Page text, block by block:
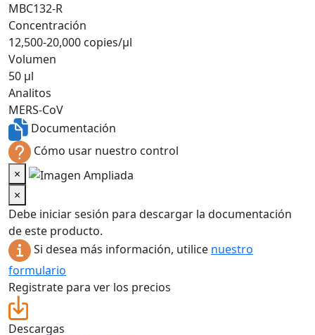
MBC132-R
Concentración
12,500-20,000 copies/µl
Volumen
50 µl
Analitos
MERS-CoV
Documentación
Cómo usar nuestro control
×
×
Debe iniciar sesión para descargar la documentación
de este producto.
Si desea más información, utilice nuestro
formulario
Registrate para ver los precios
Descargas